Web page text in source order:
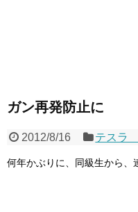
ガン再発防止に
2012/8/16 テスラ
何年かぶりに、同級生から、